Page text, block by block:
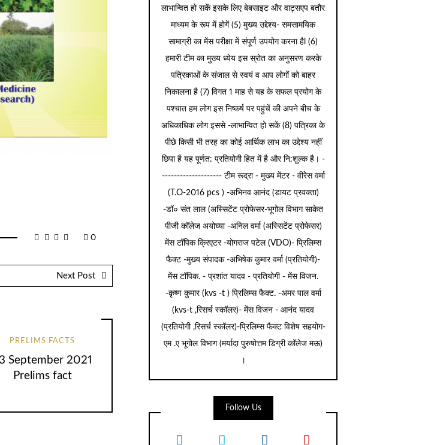
0
Next Post
PRELIMS FACTS
September 2021
Prelims fact
लाभान्वित हो सकें इसके लिए बेबसाइट और वाट्सएप बतौर
माध्यम के रूप में होगें (5) मुख्य उद्देश्य- समसामयिक
सामाग्री का मेंस परीक्षा में संपूर्ण उपयोग करना हैl (6)
हमारी टीम का मुख्य ध्येय इस स्रोत का अनुसरण करके
पत्रिकाओं के संजाल से स्वयं व आप लोगों को बाहर
निकालना है (7) विगत 1 माह से यह के सफल प्रयोग के
पश्चात हम लोग इस निष्कर्ष पर पहुंचें की अपने बीच के
अधिकाधिक लोग इससे -लाभान्वित हो सकें (8) पत्रिका के
पीछे किसी भी तरह का कोई आर्थिक लाभ का उद्देश्य नहीं
छिपा है यह पूर्णत: प्रतियोगी हित में है और नि:शुल्क है। -
-------------------- टीम रूद्रा - मुख्य मेंटर - वीरेेस वर्मा
(T.O-2016 pcs ) -अभिनव आनंद (डायट प्रवक्ता)
-डॉ० संत लाल (अस्सिटेंट प्रोफेसर-भूगोल विभाग साकेत
पीजी कॉलेज अयोघ्या -अनिल वर्मा (अस्सिटेंट प्रोफेसर)
मेंस टॉपिक क्रिएटर -योगराज पटेल (VDO)- प्रिलिम्स
फैक्ट -मुख्य संपादक -अभिषेक कुमार वर्मा (प्रतियोगी)-
मेंस टॉपिक. - प्रशांत यादव - प्रतियोगी - मेंस विजन.
-कृष्ण कुमार (kvs -t ) प्रिलिम्स फैक्ट. -अमर पाल वर्मा
(kvs-t ,रिसर्च स्कॉलर)- मेंस विजन - आनंद यादव
(प्रतियोगी ,रिसर्च स्कॉलर)-प्रिलिम्स फैक्ट विशेष सहयोग-
एम .ए भूगोल विभाग (मर्यादा पुरुषोत्तम डिग्री कॉलेज मऊ)
।
Follow Us